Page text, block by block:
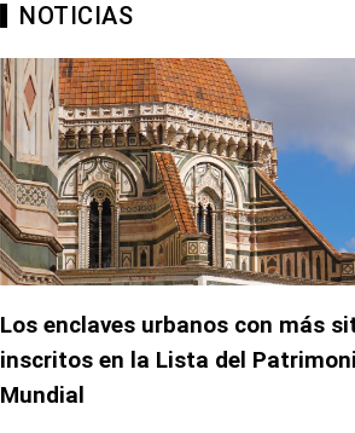
NOTICIAS
Los enclaves urbanos con más
inscritos en la Lista del
Mundial